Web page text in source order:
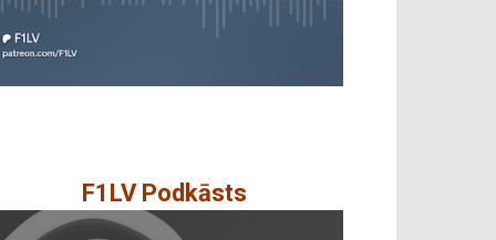
F1LV Podkāsts